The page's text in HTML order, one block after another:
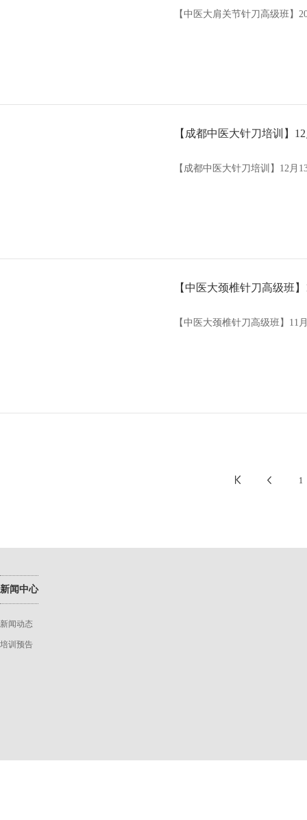
【中医大肩关节针刀高级班】
【成都中医大针刀培训】
【成都中医大针刀培训】12月
【中医大颈椎针刀高级班
【中医大颈椎针刀高级班】11
  1
新闻中心
新闻动态
培训预告